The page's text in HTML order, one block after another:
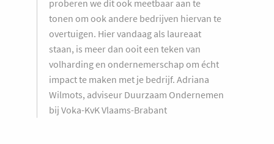
proberen we dit ook meetbaar aan te
tonen om ook andere bedrijven hiervan te
overtuigen. Hier vandaag als laureaat
staan, is meer dan ooit een teken van
volharding en ondernemerschap om écht
impact te maken met je bedrijf. Adriana
Wilmots, adviseur Duurzaam Ondernemen
bij Voka-KvK Vlaams-Brabant